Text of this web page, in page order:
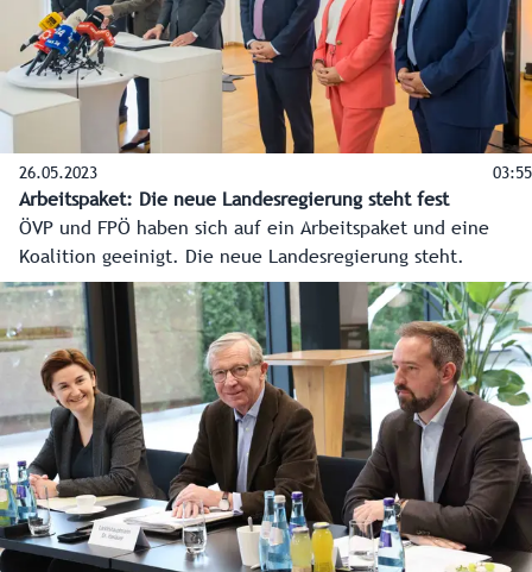
26.05.2023 03:55
Arbeitspaket: Die neue Landesregierung steht fest
ÖVP und FPÖ haben sich auf ein Arbeitspaket und eine
Koalition geeinigt. Die neue Landesregierung steht.